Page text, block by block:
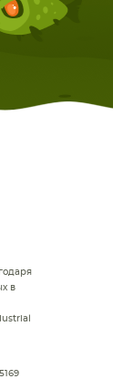
в
5169